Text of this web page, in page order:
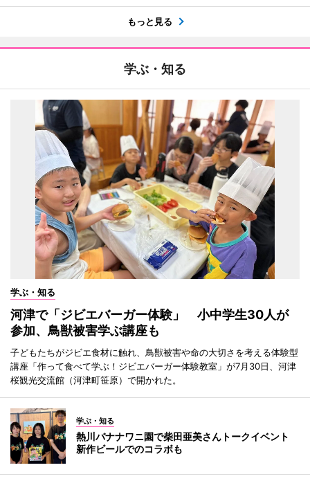
もっと見る
学ぶ・知る
学ぶ・知る
河津で「ジビエバーガー体験」 小中学生30人が
参加、鳥獣被害学ぶ講座も
子どもたちがジビエ食材に触れ、鳥獣被害や命の大切さを考える体験型
講座「作って食べて学ぶ！ジビエバーガー体験教室」が7月30日、河津
桜観光交流館（河津町笹原）で開かれた。
学ぶ・知る
熱川バナナワニ園で柴田亜美さんトークイベント
新作ビールでのコラボも